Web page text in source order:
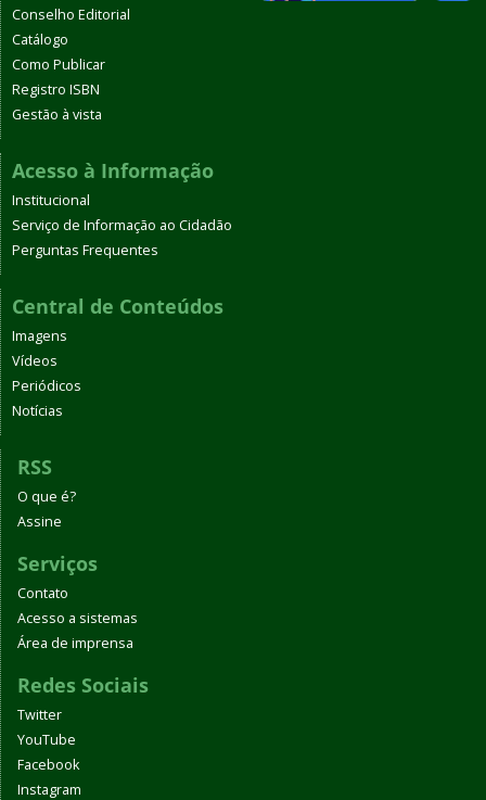
Conselho Editorial
Catálogo
Como Publicar
Registro ISBN
Gestão à vista
Acesso à Informação
Institucional
Serviço de Informação ao Cidadão
Perguntas Frequentes
Central de Conteúdos
Imagens
Vídeos
Periódicos
Notícias
RSS
O que é?
Assine
Serviços
Contato
Acesso a sistemas
Área de imprensa
Redes Sociais
Twitter
YouTube
Facebook
Instagram